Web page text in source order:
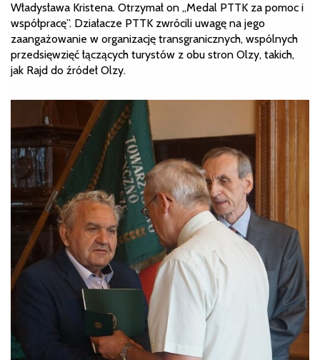
Władysława Kristena. Otrzymał on „Medal PTTK za pomoc i
współpracę”. Działacze PTTK zwrócili uwagę na jego
zaangażowanie w organizację transgranicznych, wspólnych
przedsięwzięć łączących turystów z obu stron Olzy, takich,
jak Rajd do źródeł Olzy.